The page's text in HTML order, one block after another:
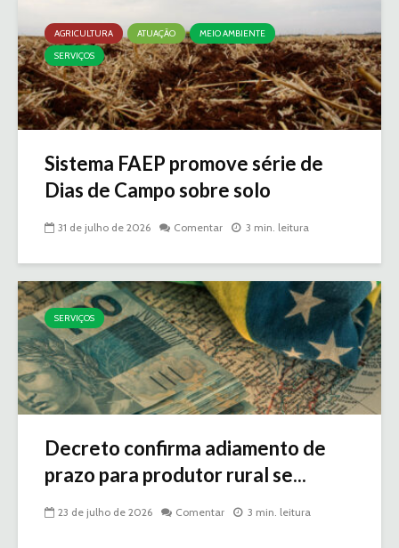
AGRICULTURA ATUAÇÃO
MEIO AMBIENTE
SERVIÇOS
Sistema FAEP promove série de
Dias de Campo sobre solo
31 de julho de 2026 Comentar 3 min. leitura
SERVIÇOS
Decreto confirma adiamento de
prazo para produtor rural se...
23 de julho de 2026 Comentar 3 min. leitura